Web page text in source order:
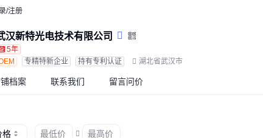
/注册
汉新特光电技术有限公司
5年
专精特新企业 持有专利认证 湖北省武汉市
档案 联系我们 留言问价
格